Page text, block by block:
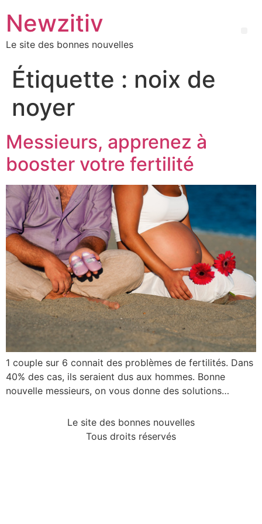
Newzitiv
Le site des bonnes nouvelles
Étiquette : noix de
noyer
Messieurs, apprenez à
booster votre fertilité
1 couple sur 6 connait des problèmes de fertilités. Dans
40% des cas, ils seraient dus aux hommes. Bonne
nouvelle messieurs, on vous donne des solutions…
Le site des bonnes nouvelles
Tous droits réservés